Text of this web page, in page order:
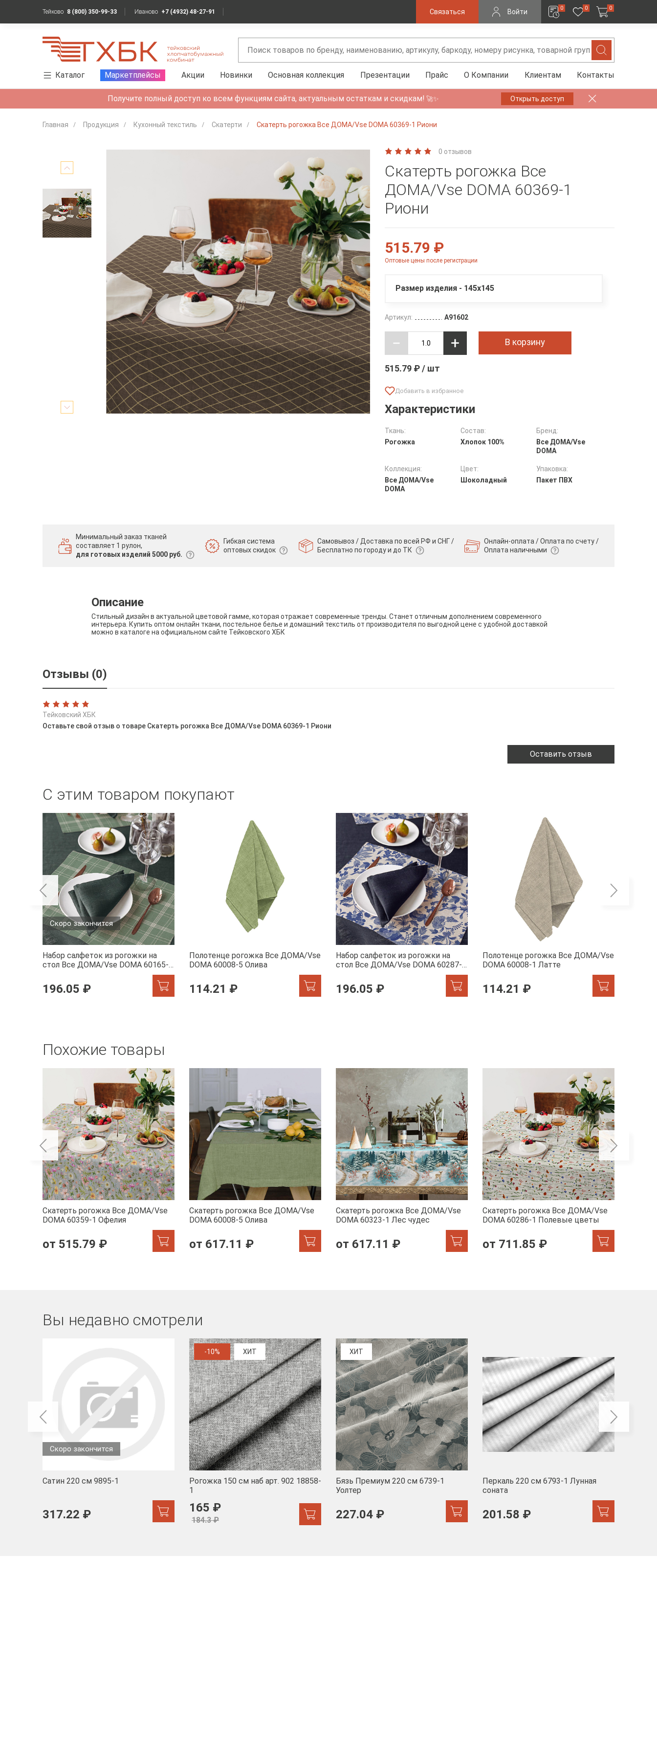
Тейково 8 (800) 350-99-33 Иваново +7 (4932) 48-27-91 Связаться Войти 0 0 0
Каталог Маркетплейсы Акции Новинки Основная коллекция Презентации Прайс О Компании Клиентам Контакты
Получите полный доступ ко всем функциям сайта, актуальным остаткам и скидкам! 🚀✨ Открыть доступ
Главная Продукция Кухонный текстиль Скатерти Скатерть рогожка Все ДОМА/Vse DOMA 60369-1 Риони
0 отзывов
Скатерть рогожка Все
ДОМА/Vse DOMA 60369-1
Риони
515.79 ₽
Оптовые цены после регистрации
Размер изделия - 145х145
Артикул: A91602
В корзину
515.79 ₽ / шт
Характеристики
Ткань:
Рогожка
Состав:
Хлопок 100%
Бренд:
Все ДOMA/Vse
DOMA
Коллекция:
Все ДOMA/Vse
DOMA
Цвет:
Шоколадный
Упаковка:
Пакет ПВХ
Минимальный заказ тканей
составляет 1 рулон,
для готовых изделий 5000 руб.
Гибкая система
оптовых скидок
Самовывоз / Доставка по всей РФ и СНГ /
Бесплатно по городу и до ТК
Онлайн-оплата / Оплата по счету /
Оплата наличными
Описание
Стильный дизайн в актуальной цветовой гамме, которая отражает современные тренды. Станет отличным дополнением современного
интерьера. Купить оптом онлайн ткани, постельное белье и домашний текстиль от производителя по выгодной цене с удобной доставкой
можно в каталоге на официальном сайте Тейковского ХБК
Отзывы (0)
Тейковский ХБК
Оставьте свой отзыв о товаре Скатерть рогожка Все ДОМА/Vse DOMA 60369-1 Риони
Оставить отзыв
С этим товаром покупают
Скоро закончится
Набор салфеток из рогожки на
стол Все ДОМА/Vse DOMA 60165-1
196.05 ₽
Полотенце рогожка Все ДОМА/Vse
DOMA 60008-5 Олива
114.21 ₽
Набор салфеток из рогожки на
стол Все ДОМА/Vse DOMA 60287-1
196.05 ₽
Полотенце рогожка Все ДОМА/Vse
DOMA 60008-1 Латте
114.21 ₽
Похожие товары
Скатерть рогожка Все ДОМА/Vse
DOMA 60359-1 Офелия
от 515.79 ₽
Скатерть рогожка Все ДОМА/Vse
DOMA 60008-5 Олива
от 617.11 ₽
Скатерть рогожка Все ДОМА/Vse
DOMA 60323-1 Лес чудес
от 617.11 ₽
Скатерть рогожка Все ДОМА/Vse
DOMA 60286-1 Полевые цветы
от 711.85 ₽
Вы недавно смотрели
Скоро закончится
Сатин 220 см 9895-1
317.22 ₽
-10% ХИТ
Рогожка 150 см наб арт. 902 18858-
1
165 ₽
184.3 ₽
ХИТ
Бязь Премиум 220 см 6739-1
Уолтер
227.04 ₽
Перкаль 220 см 6793-1 Лунная
соната
201.58 ₽